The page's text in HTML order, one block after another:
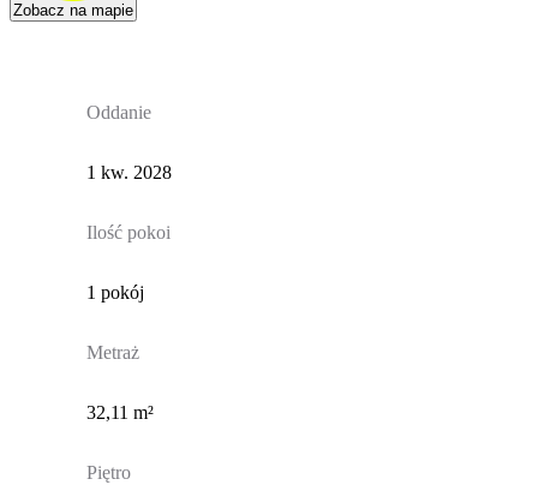
Zobacz na mapie
Oddanie
1 kw. 2028
Ilość pokoi
1 pokój
Metraż
32,11 m²
Piętro